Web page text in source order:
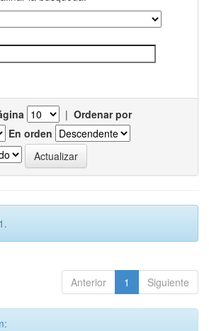
| Ordenar por
En orden
Anterior 1 Siguiente